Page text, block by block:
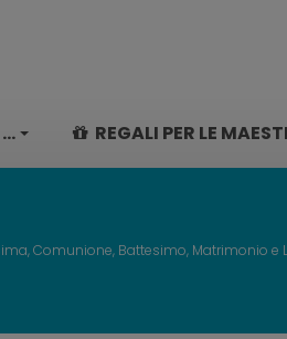
REGALI PER LE
Comunione, Battesimo, Matrimonio e